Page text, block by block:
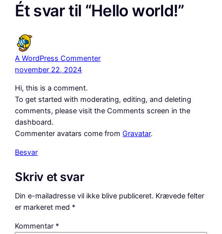
Ét svar til “Hello world!”
A WordPress Commenter
november 22, 2024
Hi, this is a comment.
To get started with moderating, editing, and deleting
comments, please visit the Comments screen in the
dashboard.
Commenter avatars come fromGravatar.
Besvar
Skriv et svar
Din e-mailadresse vil ikke blive publiceret. Krævede felter
er markeret med *
Kommentar *